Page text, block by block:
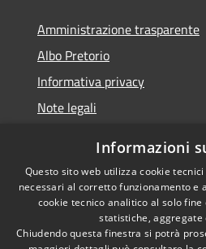
Amministrazione trasparente
Albo Pretorio
Informativa privacy
Note legali
Whisteblowing
RSS
Informazioni
Questo sito web utilizza cookie
necessari al corretto funzionamento e
cookie tecnico analitico al solo
statistiche, aggregate
Chiudendo questa finestra si potrà